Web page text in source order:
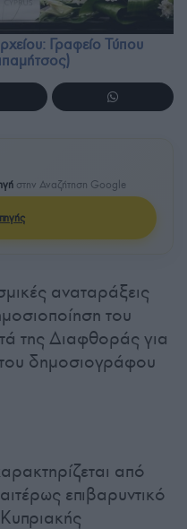
Γραφείο Τύπου
στην Αναζήτηση Google
αναταράξεις
του
της Διαφθοράς για
δημοσιογράφου
από
επιβαρυντικό